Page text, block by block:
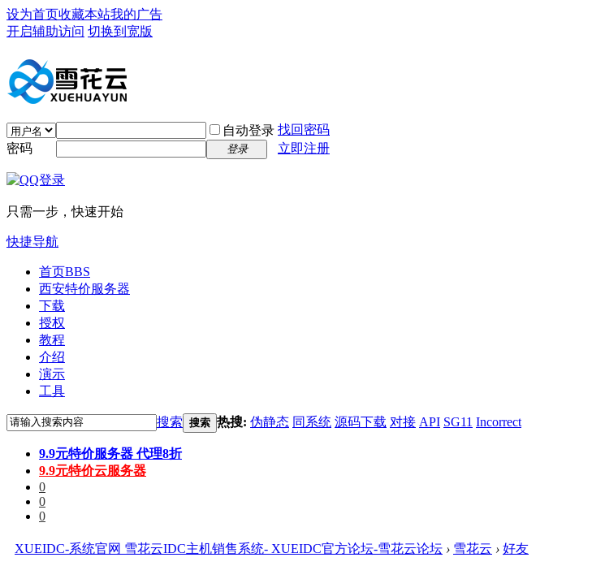
设为首页收藏本站我的广告
开启辅助访问 切换到宽版
自动登录 找回密码
密码
登录 立即注册
只需一步，快速开始
快捷导航
首页BBS
西安特价服务器
下载
授权
教程
介绍
演示
工具
搜索 搜索 热搜: 伪静态 同系统 源码下载 对接 API SG11 Incorrect
9.9元特价服务器 代理8折
9.9元特价云服务器
0
0
0
XUEIDC-系统官网 雪花云IDC主机销售系统- XUEIDC官方论坛-雪花云论坛 › 雪花云 › 好友